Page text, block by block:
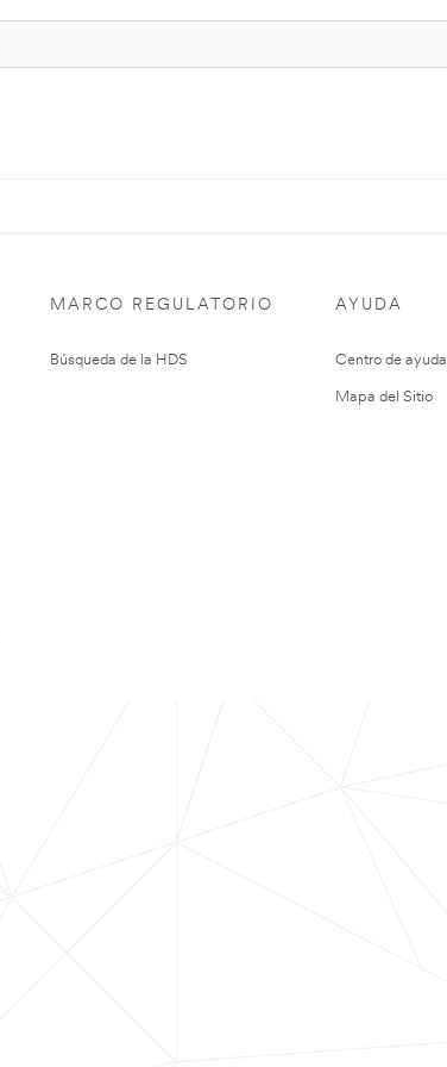
MARCO REGULATORIO
Búsqueda de la HDS
AYUDA
Centro de ayuda
Mapa del Sitio